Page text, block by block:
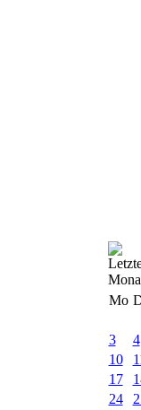
Mo
3
4
10
17
24